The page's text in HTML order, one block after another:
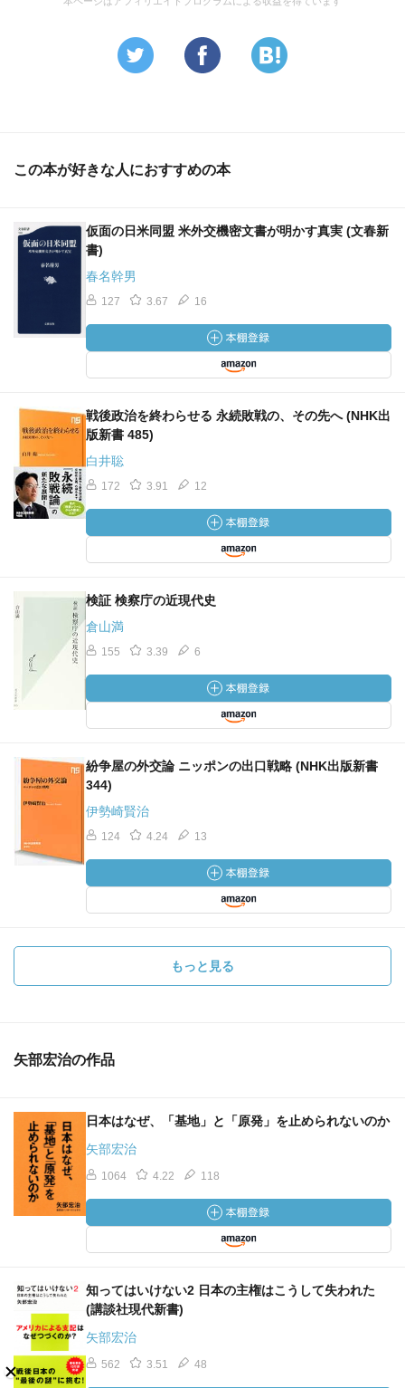
この本が好きな人におすすめの本
仮面の日米同盟 米外交機密文書が明かす真実 (文春新
書)
春名幹男
127 3.67 16
戦後政治を終わらせる 永続敗戦の、その先へ (NHK出
版新書 485)
白井聡
172 3.91 12
検証 検察庁の近現代史
倉山満
155 3.39 6
紛争屋の外交論 ニッポンの出口戦略 (NHK出版新書
344)
伊勢崎賢治
124 4.24 13
もっと見る
矢部宏治の作品
日本はなぜ、「基地」と「原発」を止められないのか
矢部宏治
1064 4.22 118
知ってはいけない2 日本の主権はこうして失われた
(講談社現代新書)
矢部宏治
562 3.51 48